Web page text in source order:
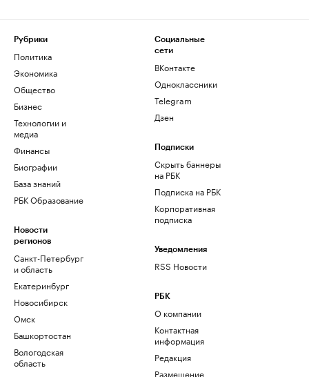
Рубрики
Политика
Экономика
Общество
Бизнес
Технологии и
медиа
Финансы
Биографии
База знаний
РБК Образование
Новости
регионов
Санкт-Петербург
и область
Екатеринбург
Новосибирск
Омск
Башкортостан
Вологодская
область
Социальные
сети
ВКонтакте
Одноклассники
Telegram
Дзен
Подписки
Скрыть баннеры
на РБК
Подписка на РБК
Корпоративная
подписка
Уведомления
RSS Новости
РБК
О компании
Контактная
информация
Редакция
Размещение